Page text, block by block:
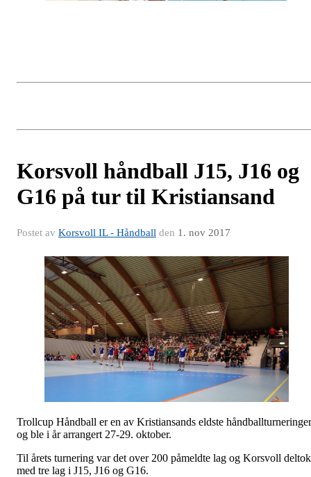
Korsvoll håndball J15, J16 og
G16 på tur til Kristiansand
Postet av Korsvoll IL - Håndball den 1. nov 2017
Trollcup Håndball er en av Kristiansands eldste håndballturneringer
og ble i år arrangert 27-29. oktober.
Til årets turnering var det over 200 påmeldte lag og Korsvoll deltok
med tre lag i J15, J16 og G16.